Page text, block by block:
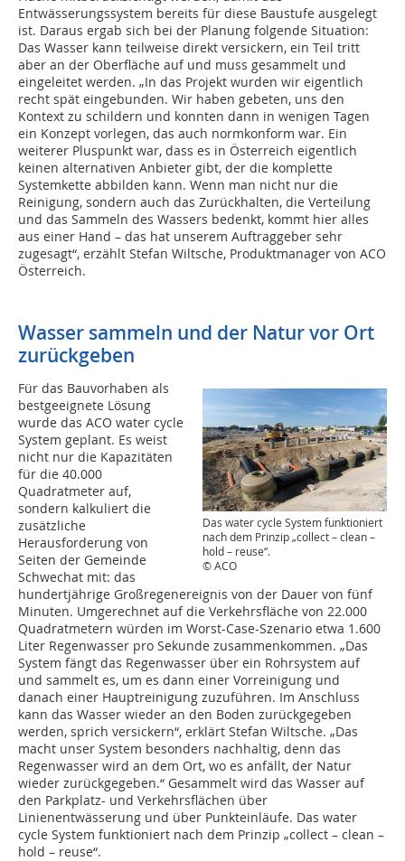
Entwässerungssystem bereits für diese Baustufe ausgelegt
ist. Daraus ergab sich bei der Planung folgende Situation:
Das Wasser kann teilweise direkt versickern, ein Teil tritt
aber an der Oberfläche auf und muss gesammelt und
eingeleitet werden. „In das Projekt wurden wir eigentlich
recht spät eingebunden. Wir haben gebeten, uns den
Kontext zu schildern und konnten dann in wenigen Tagen
ein Konzept vorlegen, das auch normkonform war. Ein
weiterer Pluspunkt war, dass es in Österreich eigentlich
keinen alternativen Anbieter gibt, der die komplette
Systemkette abbilden kann. Wenn man nicht nur die
Reinigung, sondern auch das Zurückhalten, die Verteilung
und das Sammeln des Wassers bedenkt, kommt hier alles
aus einer Hand – das hat unserem Auftraggeber sehr
zugesagt“, erzählt Stefan Wiltsche, Produktmanager von ACO
Österreich.
Wasser sammeln und der Natur vor Ort
zurückgeben
Das water cycle System funktioniert
nach dem Prinzip „collect – clean –
hold – reuse“.
© ACO
Für das Bauvorhaben als
bestgeeignete Lösung
wurde das ACO water cycle
System geplant. Es weist
nicht nur die Kapazitäten
für die 40.000
Quadratmeter auf,
sondern kalkuliert die
zusätzliche
Herausforderung von
Seiten der Gemeinde
Schwechat mit: das
hundertjährige Großregenereignis von der Dauer von fünf
Minuten. Umgerechnet auf die Verkehrsfläche von 22.000
Quadratmetern würden im Worst-Case-Szenario etwa 1.600
Liter Regenwasser pro Sekunde zusammenkommen. „Das
System fängt das Regenwasser über ein Rohrsystem auf
und sammelt es, um es dann einer Vorreinigung und
danach einer Hauptreinigung zuzuführen. Im Anschluss
kann das Wasser wieder an den Boden zurückgegeben
werden, sprich versickern“, erklärt Stefan Wiltsche. „Das
macht unser System besonders nachhaltig, denn das
Regenwasser wird an dem Ort, wo es anfällt, der Natur
wieder zurückgegeben.“ Gesammelt wird das Wasser auf
den Parkplatz- und Verkehrsflächen über
Linienentwässerung und über Punkteinläufe. Das water
cycle System funktioniert nach dem Prinzip „collect – clean –
hold – reuse“.